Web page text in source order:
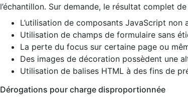
l’échantillon. Sur demande, le résultat complet
L’utilisation de composants JavaScript non
Utilisation de champs de formulaire sans
La perte du focus sur certaine page ou
Des images de décoration possèdent une
Utilisation de balises HTML à des fins de
Dérogations pour charge disproportionnée